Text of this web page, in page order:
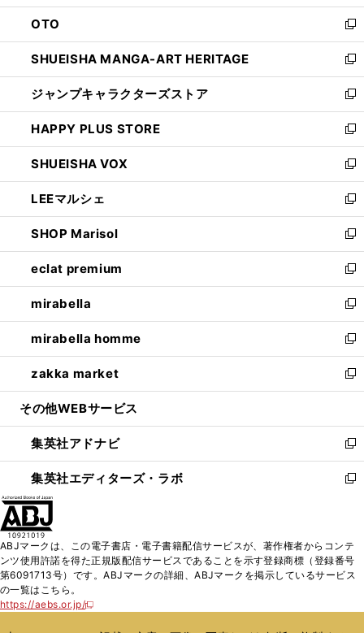
ウ
で
開
く
ン
ド
ウ
で
開
く
OTO
新
し
い
ウ
ィ
ン
ド
ウ
で
開
く
SHUEISHA MANGA-ART HERITAGE
新
し
い
ウ
ィ
ン
ド
ウ
で
開
く
ジャンプキャラクターズストア
新
し
い
ウ
ィ
ン
ド
ウ
で
開
く
HAPPY PLUS STORE
新
し
い
ウ
ィ
ン
ド
ウ
で
開
く
SHUEISHA VOX
新
し
い
ウ
ィ
ン
ド
ウ
で
開
く
LEEマルシェ
新
し
い
ウ
ィ
ン
ド
ウ
で
開
く
SHOP Marisol
新
し
い
ウ
ィ
ン
ド
ウ
で
開
eclat premium
新
し
い
ウ
ィ
ン
ド
ウ
開
く
mirabella
新
し
い
ウ
ィ
ン
ウ
で
開
く
mirabella homme
新
し
い
ウ
ン
ド
ウ
で
zakka market
新
し
ウ
ィ
ン
ド
く
その他WEBサービス
集英社アドナビ
新
し
い
ド
ウ
で
集英社エディターズ・ラボ
新
ィ
ン
ド
ABJマークは、この電子書店・電子書籍配信サービスが、著作権者からコンテ
ンツ使用許諾を得た正規版配信サービスであることを示す登録商標（登録番号
第6091713号）です。ABJマークの詳細、ABJマークを掲示しているサービス
の一覧はこちら。
https://aebs.or.jp/
新